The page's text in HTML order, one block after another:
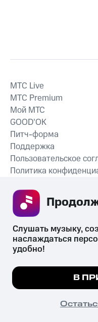
MTС Live
MTС Premium
Мой МТС
GOOD’OK
Питч-форма
Поддержка
Пользовательское
Политика
психотропных веществ,
их незаконный оборот
законодательством
© 2026 ООО «КИОН».
Все права защищены
Мы используем
Слушать музыку,
наслаждаться
удобно!
В